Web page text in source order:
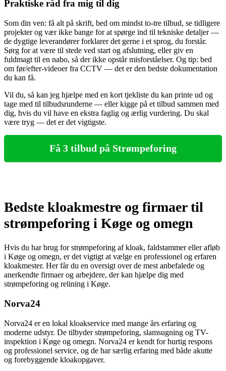
Praktiske råd fra mig til dig
Som din ven: få alt på skrift, bed om mindst to-tre tilbud, se tidligere
projekter og vær ikke bange for at spørge ind til tekniske detaljer —
de dygtige leverandører forklarer det gerne i et sprog, du forstår.
Sørg for at være til stede ved start og afslutning, eller giv en
fuldmagt til en nabo, så der ikke opstår misforståelser. Og tip: bed
om før/efter-videoer fra CCTV — det er den bedste dokumentation
du kan få.
Vil du, så kan jeg hjælpe med en kort tjekliste du kan printe ud og
tage med til tilbudsrunderne — eller kigge på et tilbud sammen med
dig, hvis du vil have en ekstra faglig og ærlig vurdering. Du skal
være tryg — det er det vigtigste.
Få 3 tilbud på Strømpeforing
Bedste kloakmestre og firmaer til
strømpeforing i Køge og omegn
Hvis du har brug for strømpeforing af kloak, faldstammer eller afløb
i Køge og omegn, er det vigtigt at vælge en professionel og erfaren
kloakmester. Her får du en oversigt over de mest anbefalede og
anerkendte firmaer og arbejdere, der kan hjælpe dig med
strømpeforing og relining i Køge.
Norva24
Norva24 er en lokal kloakservice med mange års erfaring og
moderne udstyr. De tilbyder strømpeforing, slamsugning og TV-
inspektion i Køge og omegn. Norva24 er kendt for hurtig respons
og professionel service, og de har særlig erfaring med både akutte
og forebyggende kloakopgaver.